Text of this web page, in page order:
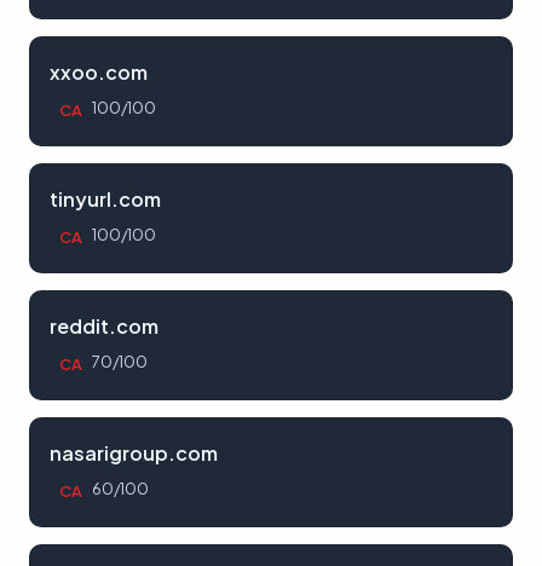
xxoo.com
CA 100/100
tinyurl.com
CA 100/100
reddit.com
CA 70/100
nasarigroup.com
CA 60/100